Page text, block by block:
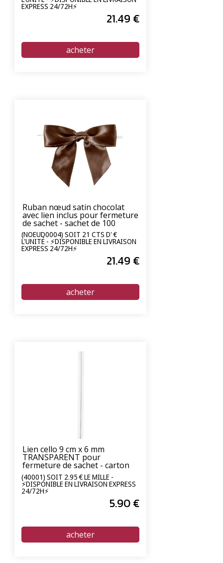
EXPRESS 24/72H⚡
21.49 €
Ruban nœud satin chocolat
avec lien inclus pour fermeture
de sachet - sachet de 100
unités
(NOEUD0004) SOIT 21 CTS D' €
L'UNITÉ - ⚡DISPONIBLE EN LIVRAISON
EXPRESS 24/72H⚡
21.49 €
Lien cello 9 cm x 6 mm
TRANSPARENT pour
fermeture de sachet - carton
de 2000 unités
(40001) SOIT 2.95 € LE MILLE -
⚡DISPONIBLE EN LIVRAISON EXPRESS
24/72H⚡
5.90€